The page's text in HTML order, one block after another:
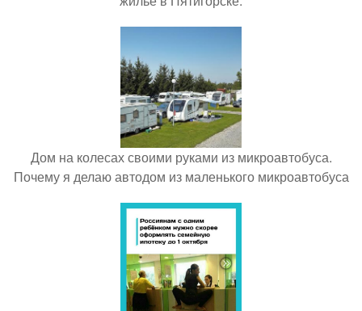
Дом на колесах своими руками из микроавтобуса.
Почему я делаю автодом из маленького микроавтобуса